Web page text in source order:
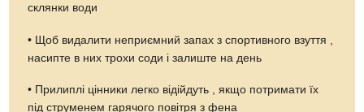
склянки води
• Щоб видалити неприємний запах з спортивного взуття ,
насипте в них трохи соди і залиште на день
• Прилиплі цінники легко відійдуть , якщо потримати їх
під струменем гарячого повітря з фена